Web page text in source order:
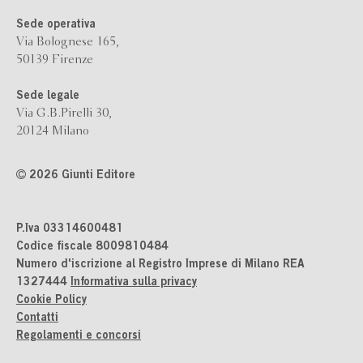
Sede operativa
Via Bolognese 165,
50139 Firenze
Sede legale
Via G.B.Pirelli 30,
20124 Milano
2026 Giunti Editore
P.Iva 03314600481
Codice fiscale 8009810484
Numero d'iscrizione al Registro Imprese di Milano REA
1327444 Informativa sulla privacy
Cookie Policy
Contatti
Regolamenti e concorsi